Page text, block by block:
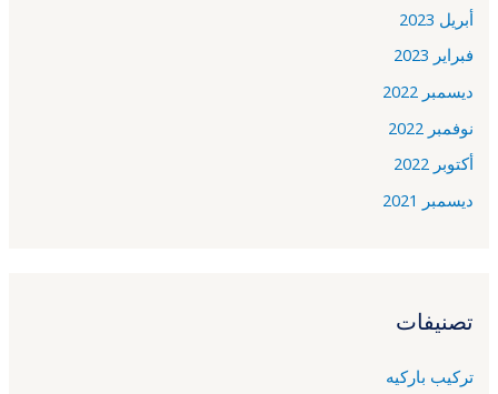
أبريل 2023
فبراير 2023
ديسمبر 2022
نوفمبر 2022
أكتوبر 2022
ديسمبر 2021
تصنيفات
تركيب باركيه